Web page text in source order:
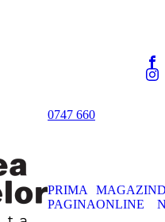
0747 660
PRIMA
PAGINA
MAGAZIN
ONLINE